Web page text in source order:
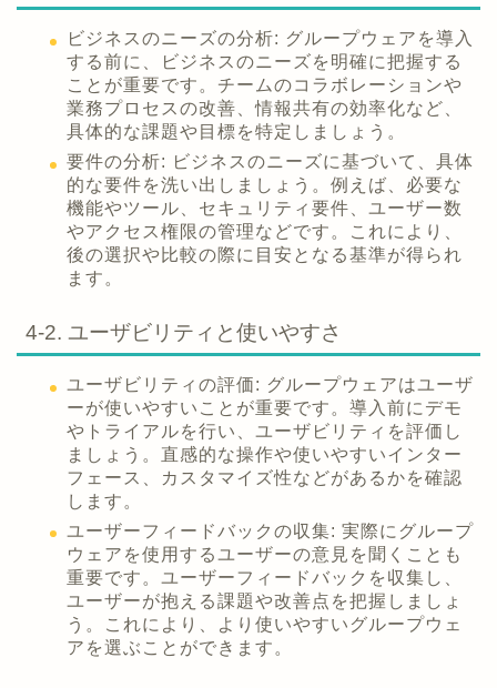
ビジネスのニーズの分析: グループウェアを導入
する前に、ビジネスのニーズを明確に把握する
ことが重要です。チームのコラボレーションや
業務プロセスの改善、情報共有の効率化など、
具体的な課題や目標を特定しましょう。
要件の分析: ビジネスのニーズに基づいて、具体
的な要件を洗い出しましょう。例えば、必要な
機能やツール、セキュリティ要件、ユーザー数
やアクセス権限の管理などです。これにより、
後の選択や比較の際に目安となる基準が得られ
ます。
4-2. ユーザビリティと使いやすさ
ユーザビリティの評価: グループウェアはユーザ
ーが使いやすいことが重要です。導入前にデモ
やトライアルを行い、ユーザビリティを評価し
ましょう。直感的な操作や使いやすいインター
フェース、カスタマイズ性などがあるかを確認
します。
ユーザーフィードバックの収集: 実際にグループ
ウェアを使用するユーザーの意見を聞くことも
重要です。ユーザーフィードバックを収集し、
ユーザーが抱える課題や改善点を把握しましょ
う。これにより、より使いやすいグループウェ
アを選ぶことができます。